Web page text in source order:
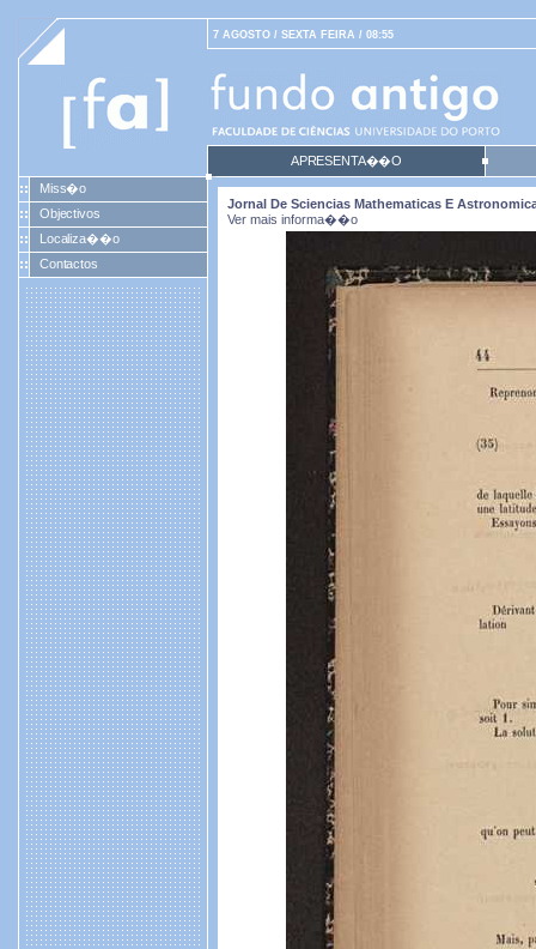
7 AGOSTO / SEXTA FEIRA / 08:55
APRESENTA��O
Miss�o
Objectivos
Localiza��o
Contactos
Jornal De Sciencias Mathematicas E
Ver mais informa��o